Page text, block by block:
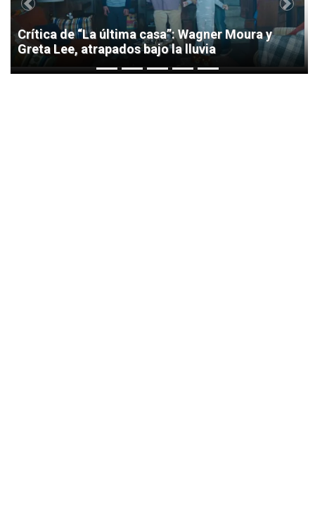
Crítica de “La última casa”: Wagner Moura y
Greta Lee, atrapados bajo la lluvia
Previous Next